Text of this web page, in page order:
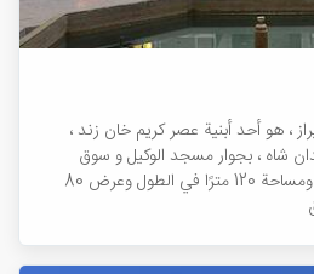
، هو أحد أبنية عصر كريم خان زند ،
شاه ، بجوار مسجد الوكيل و سوق
الوكيل ، بمساحة 8660 مترًا ، ومساحة 120 مترًا في الطول وعرض 80